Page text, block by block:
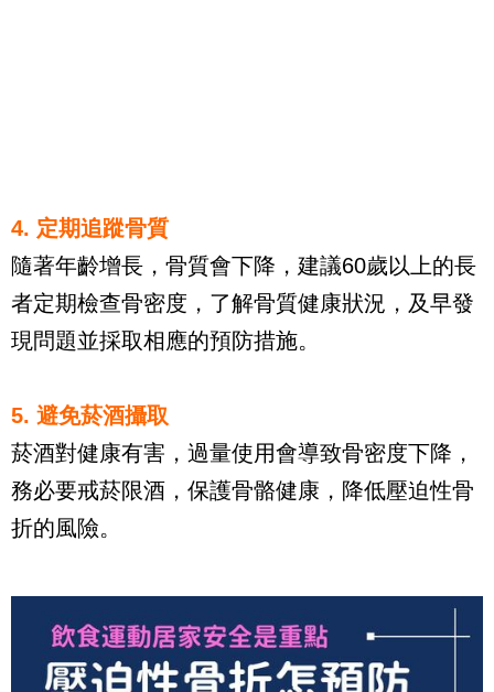
4. 定期追蹤骨質
隨著年齡增長，骨質會下降，建議60歲以上的長
者定期檢查骨密度，了解骨質健康狀況，及早發
現問題並採取相應的預防措施。
5. 避免菸酒攝取
菸酒對健康有害，過量使用會導致骨密度下降，
務必要戒菸限酒，保護骨骼健康，降低壓迫性骨
折的風險。